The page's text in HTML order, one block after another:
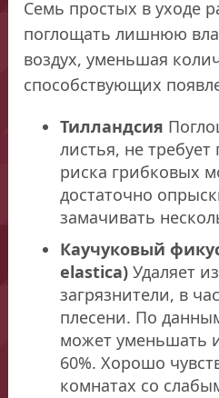
Семь простых в уходе
поглощать лишнюю
воздух, уменьшая
способствующих
Тилландсия
листья, не
риска грибковых
достаточно
замачивать
Каучуковый
elastica)Удаляет
загрязнители, в
плесени. По
может уменьшать
60%. Хорошо
комнатах со